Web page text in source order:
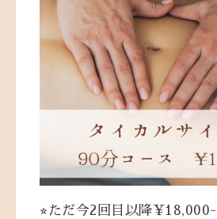
⭐︎ただ今2回目以降